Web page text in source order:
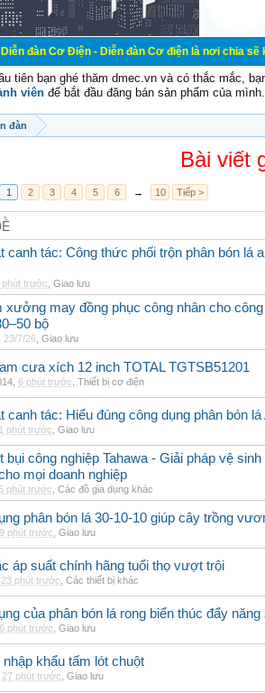
Điện - Diễn đàn Cơ điện là nơi chia sẽ kiến
tiên bạn ghé thăm dmec.vn và có thắc mắc,
viên để bắt đầu đăng bán sản phẩm của mình.
đàn
Bài viết
1 2 3 4 5 6 → 10 Tiếp >
canh tác: Công thức phối trộn phân bón lá
phút trước Giao lưu
xưởng may đồng phục công nhân cho
bộ
23/7/26 Giao lưu
cưa xích 12 inch TOTAL TGTSB51201
6 phút trước Thiết bị cơ điện
canh tác: Hiểu đúng công dụng phân bón lá
phút trước Giao lưu
bụi công nghiệp Tahawa - Giải pháp vệ
mọi doanh nghiệp
phút trước Các đồ gia dụng khác
phân bón lá 30-10-10 giúp cây trồng
phút trước Giao lưu
áp suất chính hãng tuổi thọ vượt trội
23 phút trước Các thiết bị khác
của phân bón lá rong biển thúc đẩy năng
phút trước Giao lưu
nhập khẩu tấm lót chuột
27 phút trước Giao lưu